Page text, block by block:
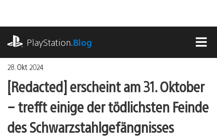
springen
PlayStation.Blog
28. Okt 2024
[Redacted] erscheint am 31. Oktober
– trefft einige der tödlichsten Feinde
des Schwarzstahlgefängnisses